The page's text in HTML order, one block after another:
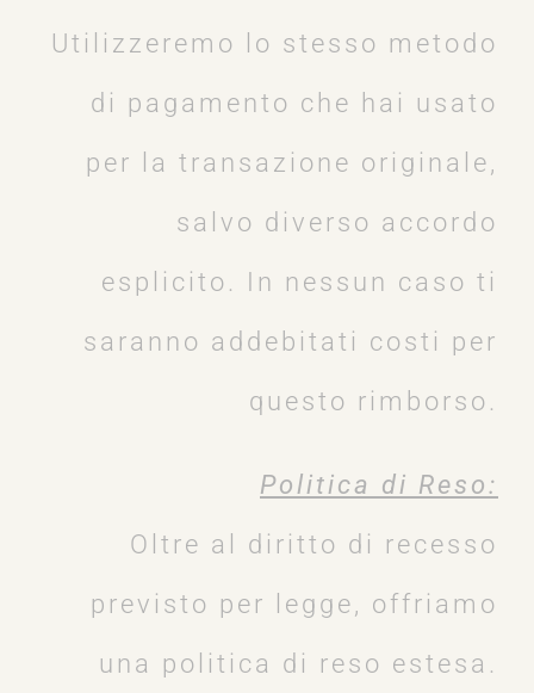
Utilizzeremo lo stesso metodo
di pagamento che hai usato
per la transazione originale,
salvo diverso accordo
esplicito. In nessun caso ti
saranno addebitati costi per
questo rimborso.
Politica di Reso:
Oltre al diritto di recesso
previsto per legge, offriamo
una politica di reso estesa.